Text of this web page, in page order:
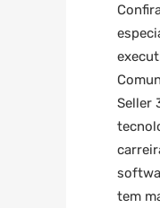
Seller
tem